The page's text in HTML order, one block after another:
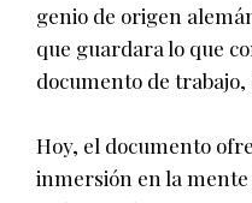
genio de origen
que guardara lo que
documento de
Hoy, el documento
inmersión en la